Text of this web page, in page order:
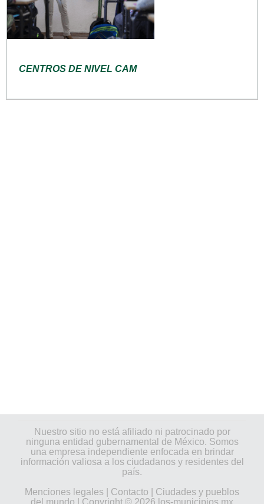
CENTROS DE NIVEL CAM
Nuestro sitio no está afiliado ni patrocinado por
ninguna entidad gubernamental de México. Somos
una empresa independiente enfocada en brindar
información valiosa a los ciudadanos y residentes del
país.
Menciones legales
Contacto
Ciudades y pueblos
del mundo | Copyright © 2026 los-municipios.mx